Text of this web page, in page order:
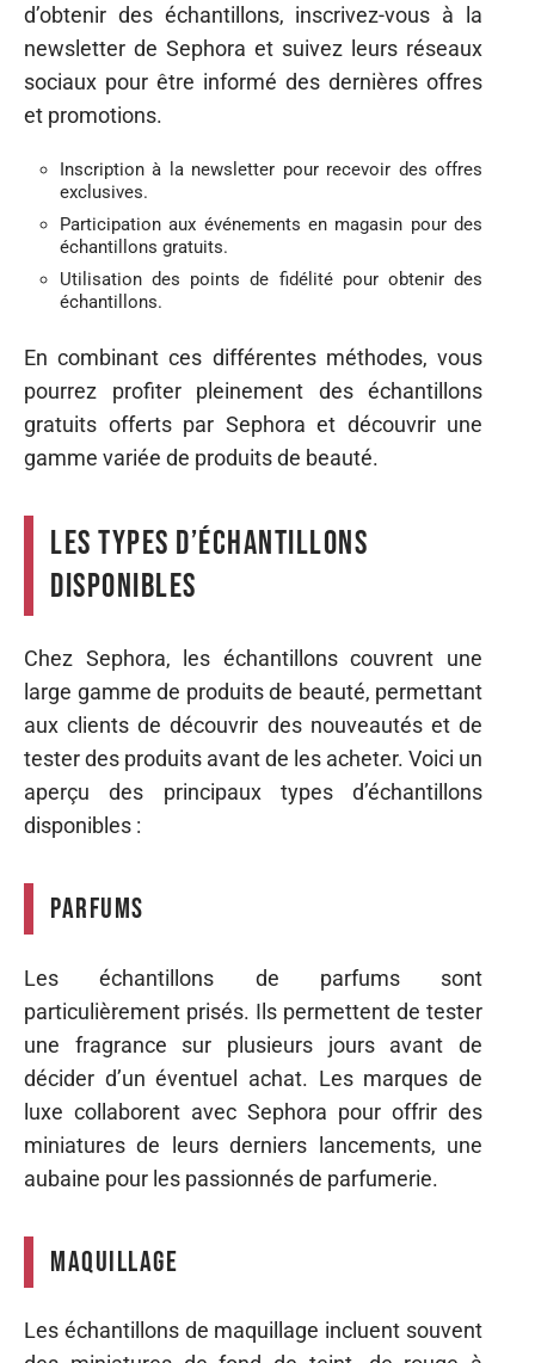
d’obtenir des échantillons, inscrivez-vous à la
newsletter de Sephora et suivez leurs réseaux
sociaux pour être informé des dernières offres
et promotions.
Inscription à la newsletter pour recevoir des offres
exclusives.
Participation aux événements en magasin pour des
échantillons gratuits.
Utilisation des points de fidélité pour obtenir des
échantillons.
En combinant ces différentes méthodes, vous
pourrez profiter pleinement des échantillons
gratuits offerts par Sephora et découvrir une
gamme variée de produits de beauté.
Les types d’échantillons
disponibles
Chez Sephora, les échantillons couvrent une
large gamme de produits de beauté, permettant
aux clients de découvrir des nouveautés et de
tester des produits avant de les acheter. Voici un
aperçu des principaux types d’échantillons
disponibles :
Parfums
Les échantillons de parfums sont
particulièrement prisés. Ils permettent de tester
une fragrance sur plusieurs jours avant de
décider d’un éventuel achat. Les marques de
luxe collaborent avec Sephora pour offrir des
miniatures de leurs derniers lancements, une
aubaine pour les passionnés de parfumerie.
Maquillage
Les échantillons de maquillage incluent souvent